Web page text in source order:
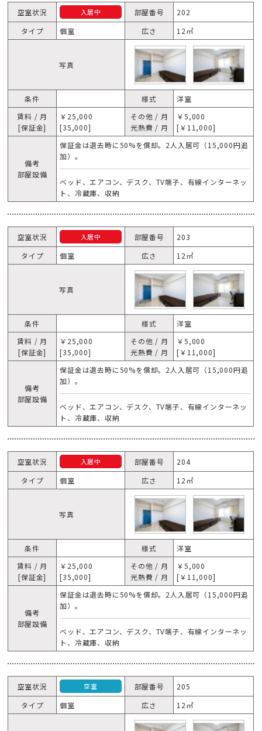
空室状況 入居中 部屋番号
202
タイプ
個室 広さ 12㎡
写真
条件 様式
洋室
賃料 / 月
[保証金]
￥25,000
[35,000]
その他 / 月
光熱費 / 月
￥5,000
[￥11,000]
備考
部屋設備
保証金は退去時に50%を償却。2人入居可（15,000円追
加）。
ベッド、エアコン、デスク、TV端子、有線インターネッ
ト、冷蔵庫、収納
空室状況 入居中 部屋番号
203
タイプ
個室 広さ 12㎡
写真
条件 様式
洋室
賃料 / 月
[保証金]
￥25,000
[35,000]
その他 / 月
光熱費 / 月
￥5,000
[￥11,000]
備考
部屋設備
保証金は退去時に50%を償却。2人入居可（15,000円追
加）。
ベッド、エアコン、デスク、TV端子、有線インターネッ
ト、冷蔵庫、収納
空室状況 入居中 部屋番号
204
タイプ
個室 広さ 12㎡
写真
条件 様式
洋室
賃料 / 月
[保証金]
￥25,000
[35,000]
その他 / 月
光熱費 / 月
￥5,000
[￥11,000]
備考
部屋設備
保証金は退去時に50%を償却。2人入居可（15,000円追
加）。
ベッド、エアコン、デスク、TV端子、有線インターネッ
ト、冷蔵庫、収納
空室状況 空室 部屋番号
205
タイプ
個室 広さ 12㎡